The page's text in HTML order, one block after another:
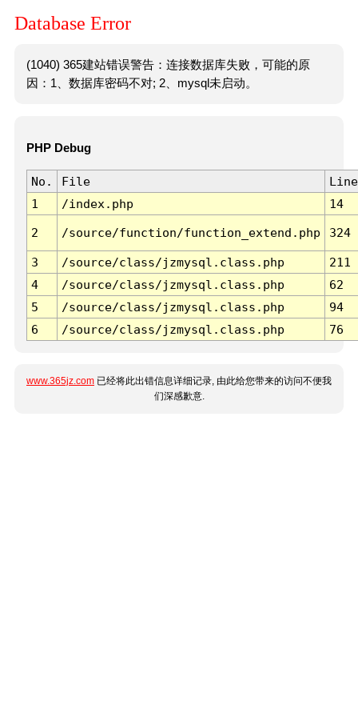
Database Error
(1040) 365建站错误警告：连接数据库失败，可能的原
因：1、数据库密码不对; 2、mysql未启动。
PHP Debug
No. File
Line
1
/index.php 14
2 /source/function/function_extend.php 324
3 /source/class/jzmysql.class.php
211
4
/source/class/jzmysql.class.php
62
5
/source/class/jzmysql.class.php
94
6
/source/class/jzmysql.class.php 76
www.365jz.com 已经将此出错信息详细记录, 由此给您带来的访问不便我
们深感歉意.